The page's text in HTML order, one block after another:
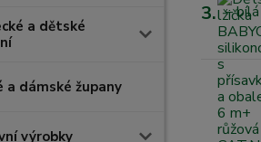
a dětské
a dámské župany
výrobky
3.